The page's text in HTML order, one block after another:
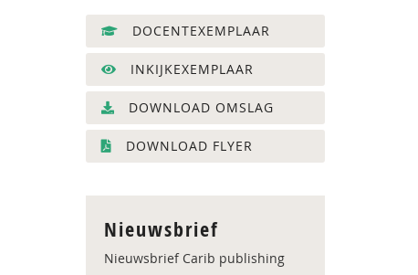
DOCENTEXEMPLAAR
INKIJKEXEMPLAAR
DOWNLOAD OMSLAG
DOWNLOAD FLYER
Nieuwsbrief
Nieuwsbrief Carib publishing